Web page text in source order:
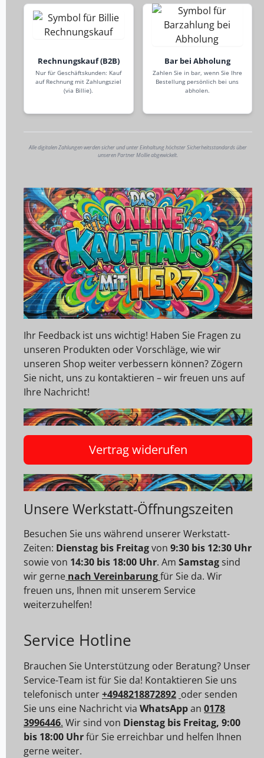
Rechnungskauf (B2B)
Nur für Geschäftskunden: Kauf
auf Rechnung mit Zahlungsziel
(via Billie).
Bar bei Abholung
Zahlen Sie in bar, wenn Sie Ihre
Bestellung persönlich bei uns
abholen.
Alle digitalen Zahlungen werden sicher und unter Einhaltung höchster Sicherheitsstandards über
unseren Partner Mollie abgewickelt.
Ihr Feedback ist uns wichtig! Haben Sie Fragen zu
unseren Produkten oder Vorschläge, wie wir
unseren Shop weiter verbessern können? Zögern
Sie nicht, uns zu kontaktieren – wir freuen uns auf
Ihre Nachricht!
Vertrag widerufen
Unsere Werkstatt-Öffnungszeiten
Besuchen Sie uns während unserer Werkstatt-
Zeiten: Dienstag bis Freitagvon 9:30 bis 12:30 Uhr
sowie von 14:30 bis 18:00 Uhr. Am Samstag sind
wir gerne nach Vereinbarungfür Sie da. Wir
freuen uns, Ihnen mit unserem Service
weiterzuhelfen!
Service Hotline
Brauchen Sie Unterstützung oder Beratung? Unser
Service-Team ist für Sie da! Kontaktieren Sie uns
telefonisch unter+4948218872892 oder senden
Sie uns eine Nachricht via WhatsAppan 0178
3996446. Wir sind von Dienstag bis Freitag, 9:00
bis 18:00 Uhrfür Sie erreichbar und helfen Ihnen
gerne weiter.